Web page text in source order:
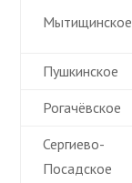
Мытищинское
Пушкинское
Рогачёвское
Сергиево-
Посадское